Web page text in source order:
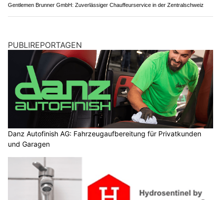
Gentlemen Brunner GmbH: Zuverlässiger Chauffeurservice in der Zentralschweiz
PUBLIREPORTAGEN
Danz Autofinish AG: Fahrzeugaufbereitung für Privatkunden
und Garagen